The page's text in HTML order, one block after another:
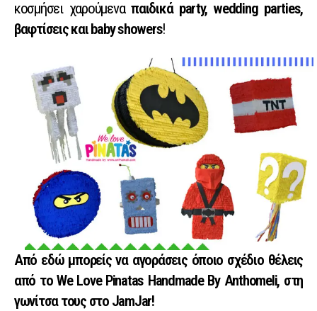
κοσμήσει χαρούμεναπαιδικά party, wedding parties,
βαφτίσεις και baby showers!
Από εδώ μπορείς να αγοράσεις όποιο σχέδιο θέλεις
από το We Love Pinatas Handmade By Anthomeli, στη
γωνίτσα τους στο JamJar!